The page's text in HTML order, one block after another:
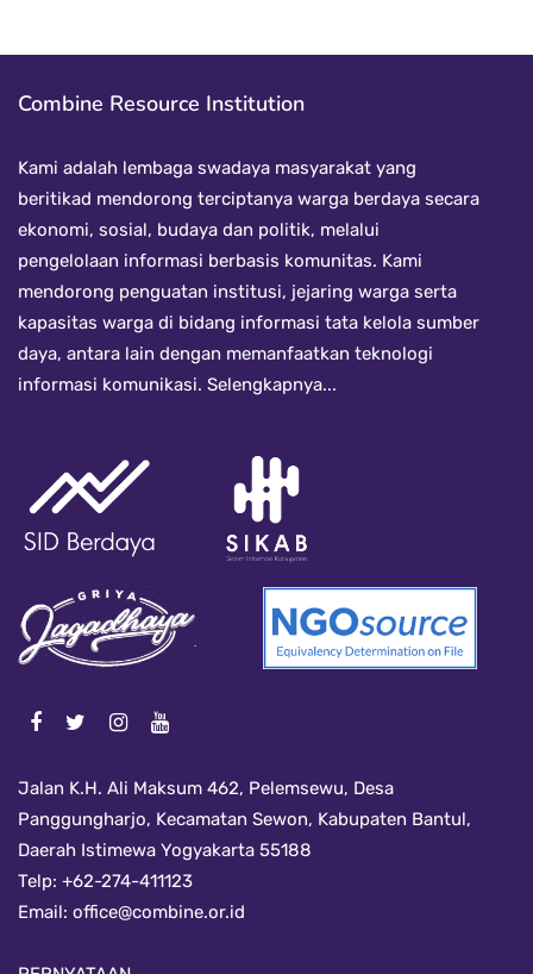
Combine Resource Institution
Kami adalah lembaga swadaya masyarakat yang
beritikad mendorong terciptanya warga berdaya secara
ekonomi, sosial, budaya dan politik, melalui
pengelolaan informasi berbasis komunitas. Kami
mendorong penguatan institusi, jejaring warga serta
kapasitas warga di bidang informasi tata kelola sumber
daya, antara lain dengan memanfaatkan teknologi
informasi komunikasi. Selengkapnya...
Jalan K.H. Ali Maksum 462, Pelemsewu, Desa
Panggungharjo, Kecamatan Sewon, Kabupaten Bantul,
Daerah Istimewa Yogyakarta 55188
Telp: +62-274-411123
Email: office@combine.or.id